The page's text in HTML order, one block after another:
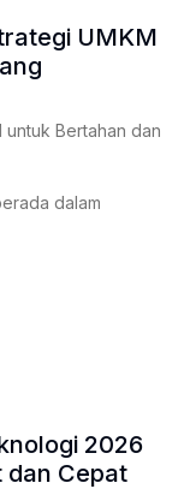
UMKM
untuk Bertahan dan
dalam
dan
2026
dan Cepat